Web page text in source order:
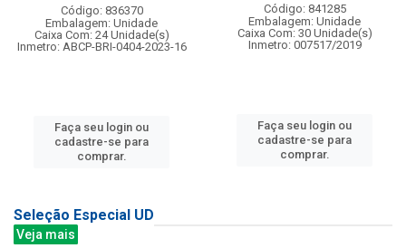
Código: 836370
Embalagem: Unidade
Caixa Com: 24 Unidade(s)
Inmetro: ABCP-BRI-0404-2023-16
Faça seu login ou
cadastre-se para
comprar.
Código: 841285
Embalagem: Unidade
Caixa Com: 30 Unidade(s)
Inmetro: 007517/2019
Faça seu login ou
cadastre-se para
comprar.
Seleção Especial UD
Veja mais